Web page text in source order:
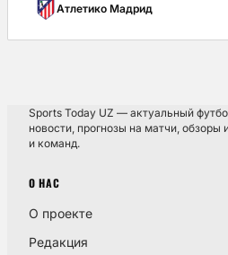
Атлетико Мадрид
Sports Today UZ — актуальный
новости, прогнозы на матчи, обзоры
и команд.
О НАС
О проекте
Редакция